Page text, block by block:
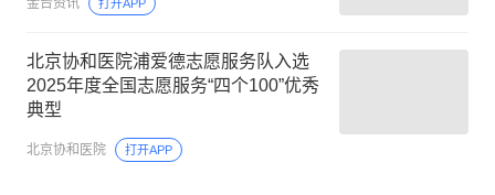
金台资讯 打开APP
北京协和医院浦爱德志愿服务队入选
2025年度全国志愿服务“四个100”优秀
典型
北京协和医院 打开APP